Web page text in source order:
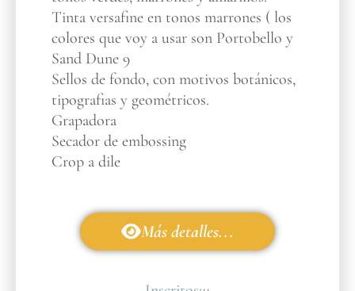
Tinta versafine en tonos marrones ( los
colores que voy a usar son Portobello y
Sand Dune 9
Sellos de fondo, con motivos botánicos,
tipografias y geométricos.
Grapadora
Secador de embossing
Crop a dile
Más detalles...